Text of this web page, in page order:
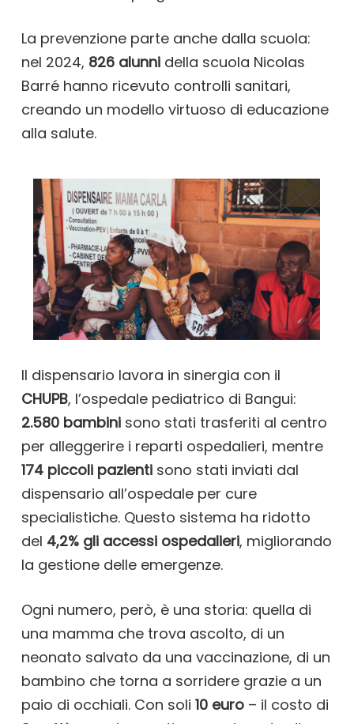
La prevenzione parte anche dalla scuola:
nel 2024, 826 alunnidella scuola Nicolas
Barré hanno ricevuto controlli sanitari,
creando un modello virtuoso di educazione
alla salute.
Il dispensario lavora in sinergia con il
CHUPB, l’ospedale pediatrico di Bangui:
2.580 bambinisono stati trasferiti al centro
per alleggerire i reparti ospedalieri, mentre
174 piccoli pazientisono stati inviati dal
dispensario all’ospedale per cure
specialistiche. Questo sistema ha ridotto
del 4,2% gli accessi ospedalieri, migliorando
la gestione delle emergenze.
Ogni numero, però, è una storia: quella di
una mamma che trova ascolto, di un
neonato salvato da una vaccinazione, di un
bambino che torna a sorridere grazie a un
paio di occhiali. Con soli 10 euro– il costo di